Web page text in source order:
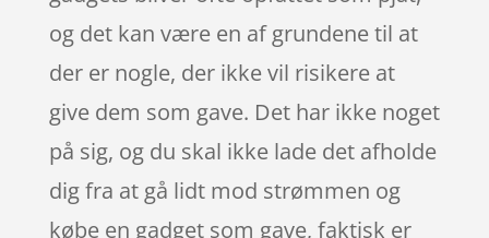
og det kan være en af grundene til at
der er nogle, der ikke vil risikere at
give dem som gave. Det har ikke noget
på sig, og du skal ikke lade det afholde
dig fra at gå lidt mod strømmen og
købe en gadget som gave, faktisk er